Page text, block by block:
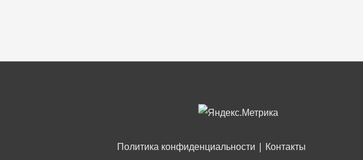
Политика конфиденциальности | Контакты